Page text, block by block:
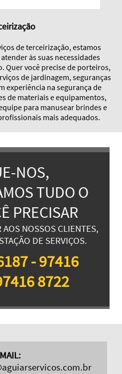
de terceirização, estamos
às suas necessidades
Quer você precise de porteiros,
de jardinagem, seguranças
experiência na segurança de
de materiais e equipamentos,
para manusear brindes e
mais adequados.
NOS,
TUDO O
PRECISAR
AOS NOSSOS CLIENTES,
DE SERVIÇOS.
- 97416
8722